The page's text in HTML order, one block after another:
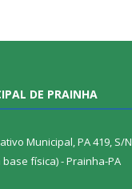
DE PRAINHA
Municipal, PA 419, S/N
física) - Prainha-PA